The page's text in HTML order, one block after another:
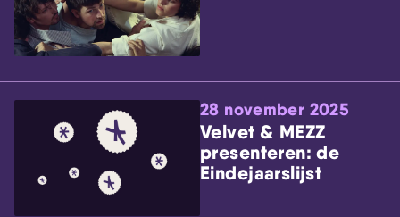
28 november 2025
Velvet & MEZZ
presenteren: de
Eindejaarslijst